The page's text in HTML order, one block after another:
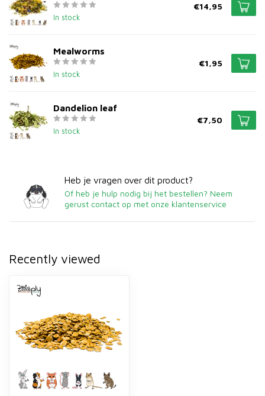
In stock
€14,95
Mealworms
In stock
€1,95
Dandelion leaf
In stock
€7,50
Heb je vragen over dit product?
Of heb je hulp nodig bij het bestellen? Neem
gerust contact op met onze klantenservice
Recently viewed